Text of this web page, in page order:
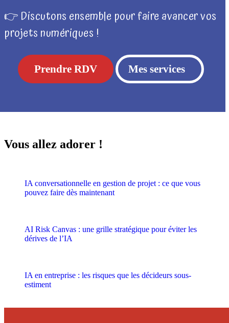
👉 Discutons ensemble pour faire avancer vos
projets numériques !
Prendre RDV Mes services
Vous allez adorer !
IA conversationnelle en gestion de projet : ce que vous
pouvez faire dès maintenant
AI Risk Canvas : une grille stratégique pour éviter les
dérives de l’IA
IA en entreprise : les risques que les décideurs sous-
estiment